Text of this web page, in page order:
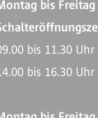
bis Freitag
bis 11.30 Uhr
bis 16.30 Uhr